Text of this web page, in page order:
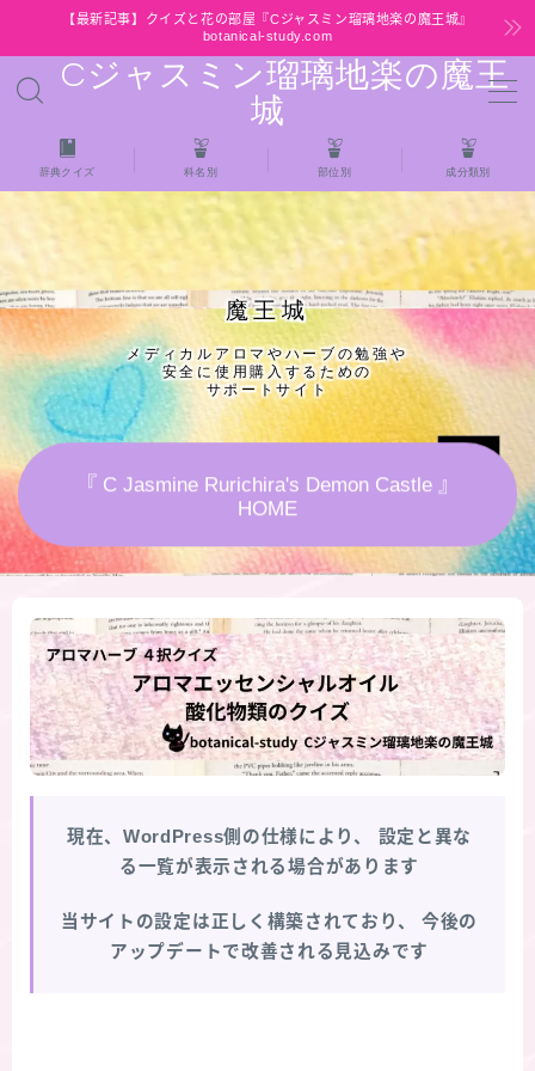
【最新記事】クイズと花の部屋『Cジャスミン瑠璃地楽の魔王城』
botanical-study.com
Cジャスミン瑠璃地楽の魔王
城
MENU
HOME
【最新】クイズと花の部屋
★全種/アロマハーブスパイス基材 プチ辞典ク
イズ＆プチ辞典
★アロマ検定＋αクイズ
★アロマハーブ傾向チェック
秘密部屋
お知らせ
Cジャスミン瑠璃地楽の主な活動先リンク集
プロフィール
辞典クイズ 科名別 部位別 成分類別
魔王城
メディカルアロマやハーブの勉強や
安全に使用購入するための
サポートサイト
『 C Jasmine Rurichira's Demon Castle 』
HOME
現在、WordPress側の仕様により、
設定と異な
る一覧が表示される場合があります
当サイトの設定は正しく構築されており、
今後の
アップデートで改善される見込みです